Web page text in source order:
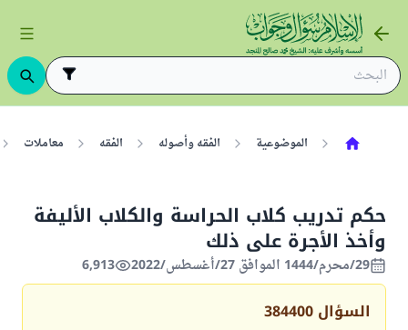
الموضوعية الفقه وأصوله الفقه معاملات
حكم تدريب كلاب الحراسة والكلاب الأليفة
وأخذ الأجرة على ذلك
29/محرم/1444 الموافق 27/أغسطس/2022 6,913
السؤال 384400